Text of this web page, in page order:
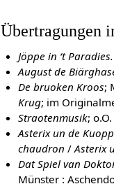
Übertragungen
Jöppe in ‘t
August de
De bruoken Kroos;
Krug; im
Straotenmusik;
Asterix un de
chaudron / Asterix
Dat Spiel van
Münster :